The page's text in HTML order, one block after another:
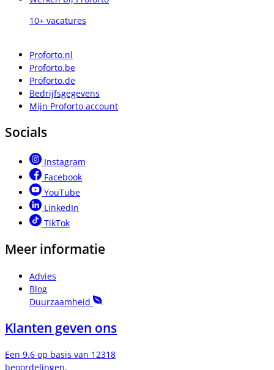
10+ vacatures
Proforto.nl
Proforto.be
Proforto.de
Bedrijfsgegevens
Mijn Proforto account
Socials
Instagram
Facebook
YouTube
LinkedIn
TikTok
Meer informatie
Advies
Blog
Duurzaamheid
Klanten geven ons
Een 9.6 op basis van 12318
beoordelingen.